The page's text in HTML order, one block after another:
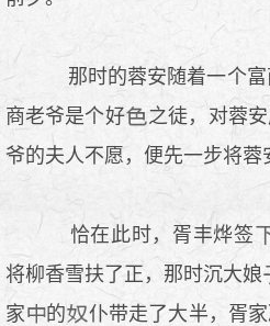
那时的蓉安随着一个富
商老爷是个好
之徒，对蓉
爷的夫人不愿，便先一步将蓉
恰在此时，胥丰烨签
将柳香雪扶了正，那时沉大娘
家
的
仆带走了大半，胥